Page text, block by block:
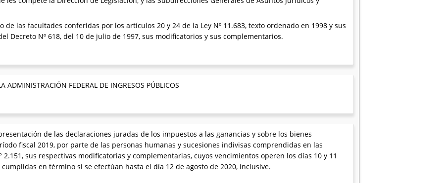
las facultades conferidas por los artículos 20 y 24 de la Ley Nº 11.683, texto ordenado en 1998 y sus
Decreto Nº 618, del 10 de julio de 1997, sus modificatorios y sus complementarios.
ADMINISTRACIÓN FEDERAL DE INGRESOS PÚBLICOS
de las declaraciones juradas de los impuestos a las ganancias y sobre los bienes
fiscal 2019, por parte de las personas humanas y sucesiones indivisas comprendidas en las
2.151, sus respectivas modificatorias y complementarias, cuyos vencimientos operen los días 10 y 11
en término si se efectúan hasta el día 12 de agosto de 2020, inclusive.